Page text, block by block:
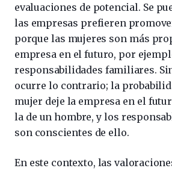
evaluaciones de potencial. Se
las empresas prefieren
porque las mujeres son más
empresa en el futuro, por
responsabilidades familiares.
ocurre lo contrario; la
mujer deje la empresa en el
la de un hombre, y los
son conscientes de ello.
En este contexto, las